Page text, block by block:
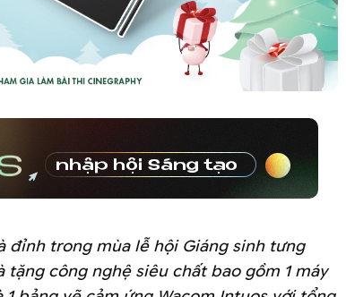
đỉnh trong mùa lễ hội Giáng sinh tưng
tặng công nghệ siêu chấtbao gồm 1 máy